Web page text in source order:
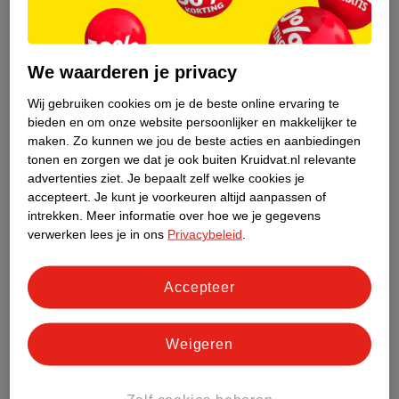
In de natuur eten vissen deze algen, de algen zijn daarmee een
bron van DHA voor de vissen. Als je geen vis wilt eten en geen
veganomega 3-supplementengebruiken. De capsules zijn
geschikt voor vegetariërs en veganisten.
Visolie tijdens de zwangerschap
De Gezondheidsraad adviseert zwangere vrouwen om twee keer
per week vis te eten, waarbij je vette vis en magere vis kunt
afwisselen(
). Als het niet mogelijk is om twee keer per week vis
te eten tijdens de zwangerschap, kun je kiezen voor een
omega 3 toegevoegd.
Visolie bij kinderen
Voordat een kindje geboren is krijgt het via de moeder DHA
binnen, na de geboorte gebeurt dit via de borstvoeding. De
We waarderen je privacy
Wij gebruiken cookies om je de beste online ervaring te
bieden en om onze website persoonlijker en makkelijker te
maken. Zo kunnen we jou de beste acties en aanbiedingen
tonen en zorgen we dat je ook buiten Kruidvat.nl relevante
advertenties ziet. Je bepaalt zelf welke cookies je
accepteert. Je kunt je voorkeuren altijd aanpassen of
intrekken.
Meer informatie over hoe we je gegevens
verwerken lees je in ons Privacybeleid
Weigeren
Accepteer